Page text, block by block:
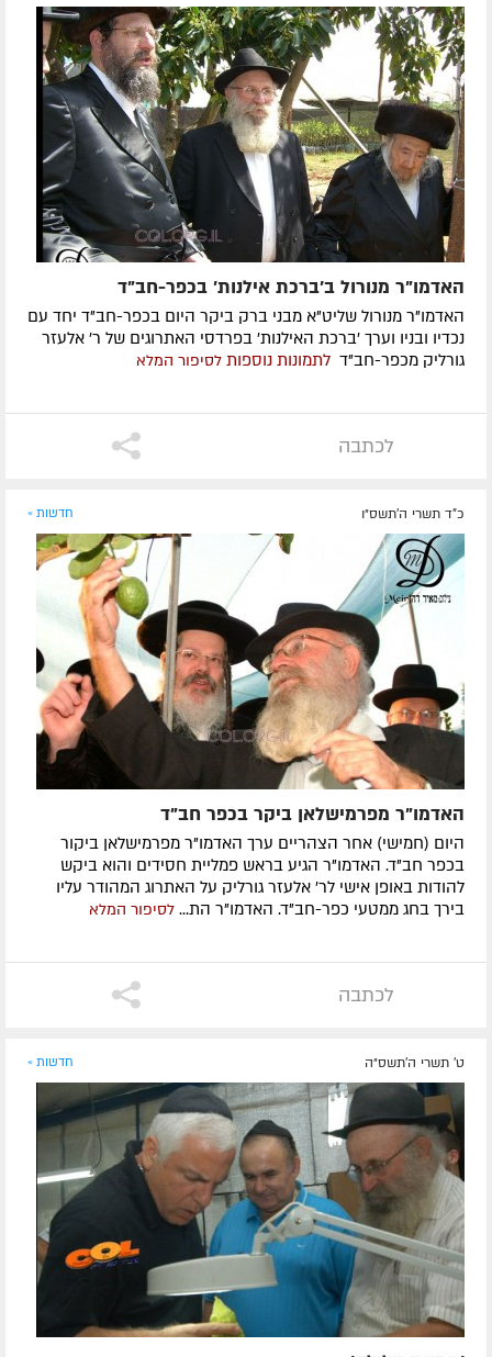
האדמו"ר מנורול ב'ברכת אילנות' בכפר-חב"ד
האדמו"ר מנורול שליט"א מבני ברק ביקר היום בכפר-חב"ד יחד עם
נכדיו ובניו וערך 'ברכת האילנות' בפרדסי האתרוגים של ר' אלעזר
גורליק מכפר-חב"ד לתמונות נוספות לסיפור המלא
לכתבה
כ"ד תשרי ה׳תשס״ו חדשות »
האדמו"ר מפרמישלאן ביקר בכפר חב"ד
היום (חמישי) אחר הצהריים ערך האדמו"ר מפרמישלאן ביקור
בכפר חב"ד. האדמו"ר הגיע בראש פמליית חסידים והוא ביקש
להודות באופן אישי לר' אלעזר גורליק על האתרוג המהודר עליו
בירך בחג ממטעי כפר-חב"ד. האדמו"ר הת... לסיפור המלא
לכתבה
ט' תשרי ה׳תשס״ה חדשות »